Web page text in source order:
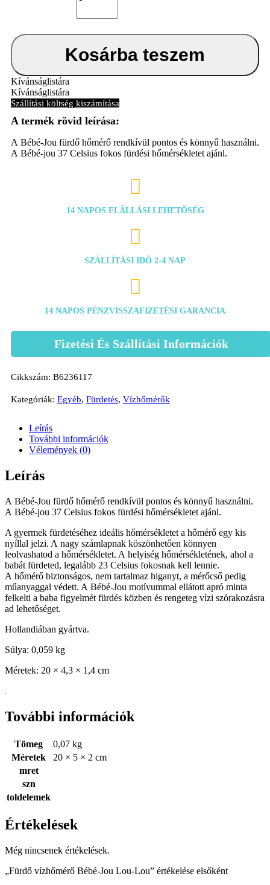
A Bébé-Jou fürdő hőmérő rendkívül pontos és könnyű használni.
A Bébé-jou 37 Celsius fokos fürdési hőmérsékletet ajánl.
Bébé-
Lou
mennyiség
Kosárba teszem
Kívánságlistára
Kívánságlistára
Szállítási költség kiszámítása

14 NAPOS ELÁLLÁSI LEHETŐSÉG

SZÁLLÍTÁSI IDŐ 2-4 NAP

14 NAPOS PÉNZVISSZAFIZETÉSI GARANCIA
Fizetési És Szállítási Információk
Cikkszám: B6236117
Kategóriák: Egyéb, Fürdetés, Vízhőmérők
Leírás
További információk
Vélemények (0)
Leírás
A Bébé-Jou fürdő hőmérő rendkívül pontos és könnyű használni.
A Bébé-jou 37 Celsius fokos fürdési hőmérsékletet ajánl.
A gyermek fürdetéséhez ideális hőmérsékletet a hőmérő egy kis
nyíllal jelzi. A nagy számlapnak köszönhetően könnyen
leolvashatod a hőmérsékletet. A helyiség hőmérsékletének, ahol a
babát fürdeted, legalább 23 Celsius fokosnak kell lennie.
A hőmérő biztonságos, nem tartalmaz higanyt, a mérőcső pedig
műanyaggal védett. A Bébé-Jou motívummal ellátott apró minta
felkelti a baba figyelmét fürdés közben és rengeteg vízi szórakozásra
ad lehetőséget.
Hollandiában gyártva.
Súlya: 0,059 kg
Méretek: 20 × 4,3 × 1,4 cm
.
További információk
Tömeg
0,07 kg
Méretek
20 × 5 × 2 cm
mret
szn
toldelemek
Értékelések
Még nincsenek értékelések.
„Fürdő vízhőmérő Bébé-Jou Lou-Lou” értékelése elsőként